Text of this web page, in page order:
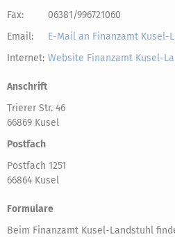
Fax:
06381/996721060
Email:
E-Mail an Finanzamt Kusel-
Internet: Website Finanzamt Kusel-
Anschrift
Trierer Str. 46
66869 Kusel
Postfach
Postfach 1251
66864 Kusel
Formulare
Beim Finanzamt Kusel-Landstuhl